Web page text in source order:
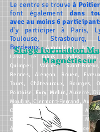
Le centre se trouveà
font également dans
avecau moins 6
d'y participer à Paris,
Toulouse,Strasbourg,
Bordeaux...Angoulême ,Niort
Laval,Le mans, Landes, Pau
Quimper,Vannes,Saint-Brieuc
Rennes,Alençon, Rouen,
Tours, Châteauroux, Bourges,
Pontoise,Evry,Melun,Auxerre,
Moulins,Clermont-Ferrand ,
Cahors
Montauban Albi
Carcassonne,Montpellier
Avignon , Gap,Digne, Nice,
Stage formation
Magnétiseur